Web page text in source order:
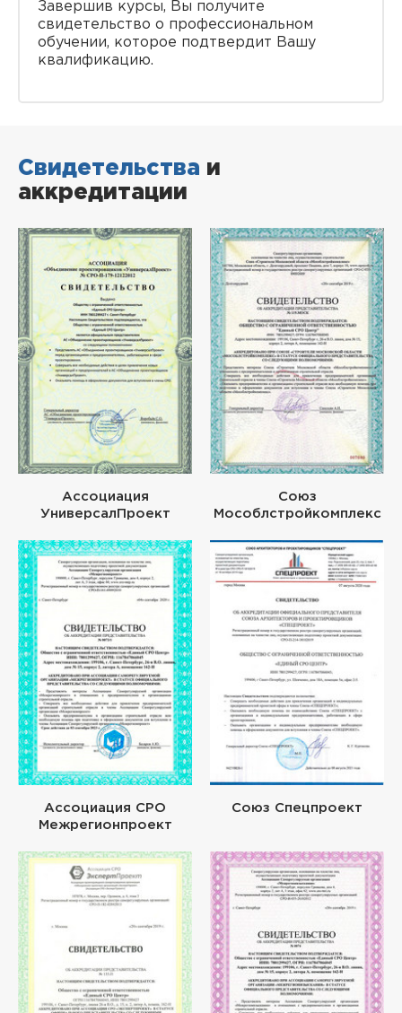
Завершив курсы, Вы получите
свидетельство о профессиональном
обучении, которое подтвердит Вашу
квалификацию.
Свидетельства и
аккредитации
Ассоциация
УниверсалПроект
Союз
Мособлстройкомплекс
Ассоциация СРО
Межрегионпроект
Союз Спецпроект